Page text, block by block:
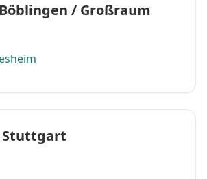
/ Großraum
Stuttgart